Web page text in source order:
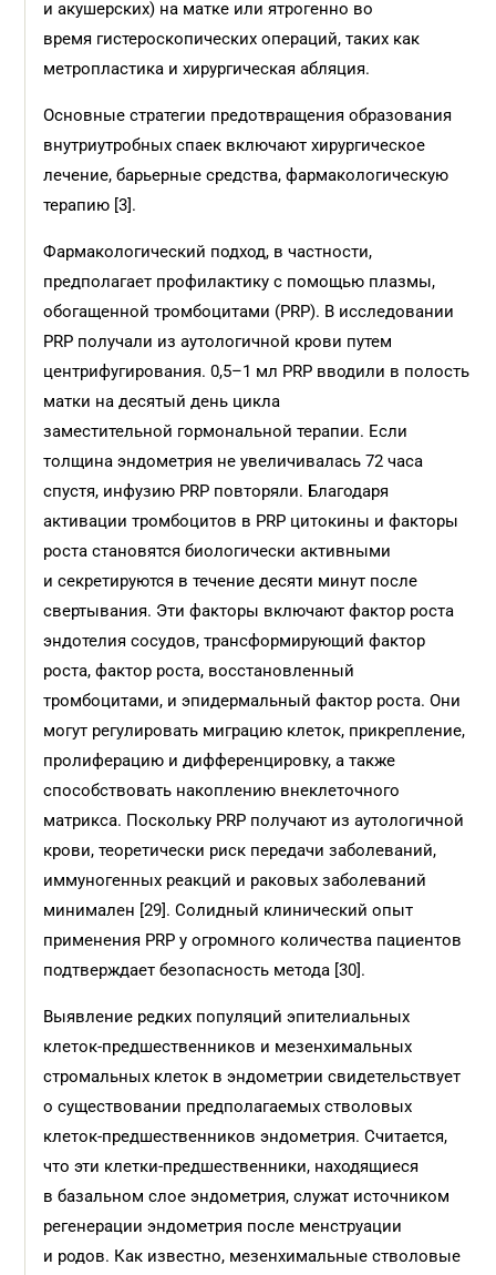
и акушерских) на матке или ятрогенно во
время гистероскопических операций, таких как
метропластика и хирургическая абляция.
Основные стратегии предотвращения образования
внутриутробных спаек включают хирургическое
лечение, барьерные средства, фармакологическую
терапию [3].
Фармакологический подход, в частности,
предполагает профилактику с помощью плазмы,
обогащенной тромбоцитами (PRP). В исследовании
PRP получали из аутологичной крови путем
центрифугирования. 0,5–1 мл PRP вводили в полость
матки на десятый день цикла
заместительной гормональной терапии. Если
толщина эндометрия не увеличивалась 72 часа
спустя, инфузию PRP повторяли. Благодаря
активации тромбоцитов в PRP цитокины и факторы
роста становятся био­логически активными
и секретируются в течение десяти минут после
свертывания. Эти факторы включают фактор роста
эндотелия сосудов, трансформирующий фактор
роста, фактор роста, восстановленный
тромбоцитами, и эпидермальный фактор роста. Они
могут регулировать миграцию клеток, прикрепление,
пролиферацию и дифференцировку, а также
способствовать накоплению внеклеточного
матрикса. Поскольку PRP получают из аутологичной
крови, теоретически риск передачи заболеваний,
иммуногенных реакций и раковых заболеваний
минимален [29]. Солидный клинический опыт
применения PRP у огромного количества пациентов
подтверждает безопасность метода [30].
Выявление редких популяций эпителиальных
клеток-предшественников и мезенхимальных
стромальных клеток в эндометрии свидетельствует
о существовании предполагаемых стволовых
клеток-предшественников эндометрия. Считается,
что эти клетки-предшественники, находящиеся
в базальном слое эндометрия, служат источником
регенерации эндометрия после менструации
и родов. Как известно, мезенхимальные стволовые